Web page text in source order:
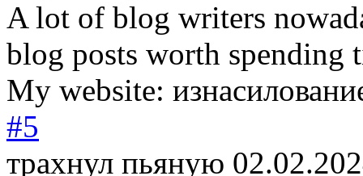
A lot of blog writers
blog posts worth spending
My website:
#5
трахнул пьяную